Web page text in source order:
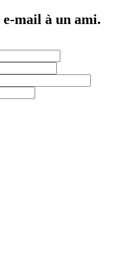
mail à un ami.